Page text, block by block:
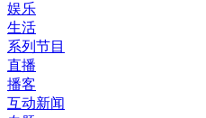
娱乐
生活
系列节目
直播
播客
互动新闻